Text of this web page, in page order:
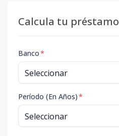
Calcula tu préstamo
Banco*
Período (En Años)*